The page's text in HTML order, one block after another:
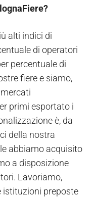
alti indici di
di operatori
percentuale di
fiere e siamo,
primi esportato i
è, da
della nostra
abbiamo acquisito
a disposizione
Lavoriamo,
istituzioni preposte